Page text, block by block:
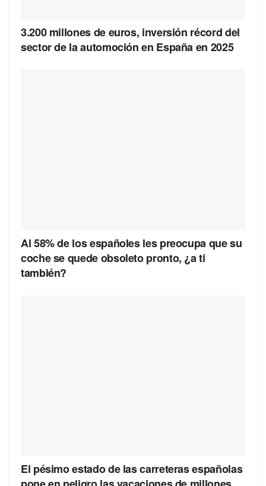
3.200 millones de euros, inversión récord del
sector de la automoción en España en 2025
Al 58% de los españoles les preocupa que su
coche se quede obsoleto pronto, ¿a ti
también?
El pésimo estado de las carreteras españolas